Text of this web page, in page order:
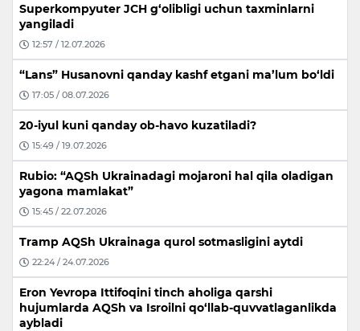
Superkompyuter JCH g‘olibligi uchun taxminlarni
yangiladi
12:57 / 12.07.2026
“Lans” Husanovni qanday kashf etgani ma’lum bo‘ldi
17:05 / 08.07.2026
20-iyul kuni qanday ob-havo kuzatiladi?
15:49 / 19.07.2026
Rubio: “AQSh Ukrainadagi mojaroni hal qila oladigan
yagona mamlakat”
15:45 / 22.07.2026
Tramp AQSh Ukrainaga qurol sotmasligini aytdi
22:24 / 24.07.2026
Eron Yevropa Ittifoqini tinch aholiga qarshi
hujumlarda AQSh va Isroilni qo‘llab-quvvatlaganlikda
aybladi